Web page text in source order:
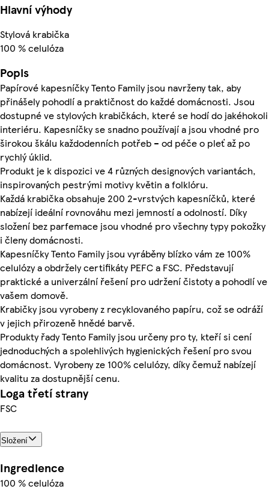
Hlavní výhody
Stylová krabička
100 % celulóza
Popis
Papírové kapesníčky Tento Family jsou navrženy tak, aby
přinášely pohodlí a praktičnost do každé domácnosti. Jsou
dostupné ve stylových krabičkách, které se hodí do jakéhokoli
interiéru. Kapesníčky se snadno používají a jsou vhodné pro
širokou škálu každodenních potřeb – od péče o pleť až po
rychlý úklid.
Produkt je k dispozici ve 4 různých designových variantách,
inspirovaných pestrými motivy květin a folklóru.
Každá krabička obsahuje 200 2-vrstvých kapesníčků, které
nabízejí ideální rovnováhu mezi jemností a odolností. Díky
složení bez parfemace jsou vhodné pro všechny typy pokožky
i členy domácnosti.
Kapesníčky Tento Family jsou vyráběny blízko vám ze 100%
celulózy a obdržely certifikáty PEFC a FSC. Představují
praktické a univerzální řešení pro udržení čistoty a pohodlí ve
vašem domově.
Krabičky jsou vyrobeny z recyklovaného papíru, což se odráží
v jejich přirozeně hnědé barvě.
Produkty řady Tento Family jsou určeny pro ty, kteří si cení
jednoduchých a spolehlivých hygienických řešení pro svou
domácnost. Vyrobeny ze 100% celulózy, díky čemuž nabízejí
kvalitu za dostupnější cenu.
Loga třetí strany
FSC
Složení
Ingredience
100 % celulóza